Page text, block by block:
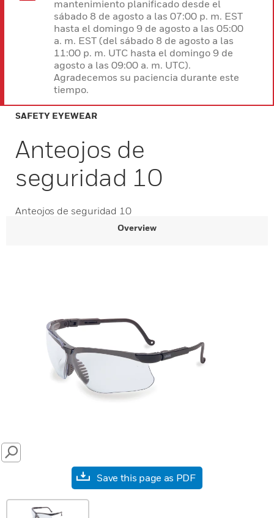
mantenimiento planificado desde el
sábado 8 de agosto a las 07:00 p. m. EST
hasta el domingo 9 de agosto a las 05:00
a. m. EST (del sábado 8 de agosto a las
11:00 p. m. UTC hasta el domingo 9 de
agosto a las 09:00 a. m. UTC).
Agradecemos su paciencia durante este
tiempo.
SAFETY EYEWEAR
Anteojos de
seguridad 10
Anteojos de seguridad 10
Overview
SEARCH
Save this page as PDF